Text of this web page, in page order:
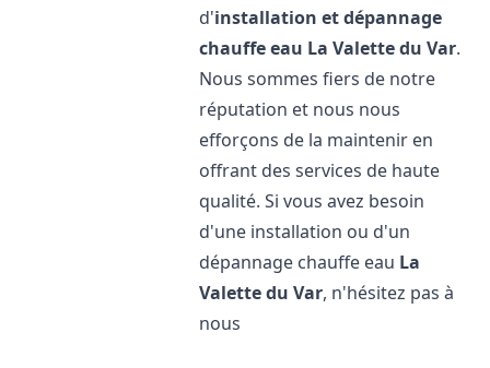
d'installation et dépannage
chauffe eau La Valette du Var.
Nous sommes fiers de notre
réputation et nous nous
efforçons de la maintenir en
offrant des services de haute
qualité. Si vous avez besoin
d'une installation ou d'un
dépannage chauffe eau La
Valette du Var, n'hésitez pas à
nous